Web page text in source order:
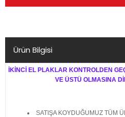
Ürün Bilgisi
İKİNCİ EL PLAKLAR KONTROLDEN
VE ÜSTÜ OLMASINA
SATIŞA KOYDUĞUMUZ TÜM